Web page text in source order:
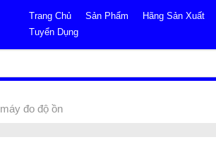
Trang Chủ Sản Phẩm Hãng Sản Xuất
Tuyển Dụng
máy đo độ ồn